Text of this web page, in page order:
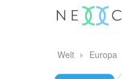
Welt Europa